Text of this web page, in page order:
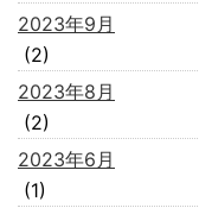
2023年9月
(2)
2023年8月
(2)
2023年6月
(1)